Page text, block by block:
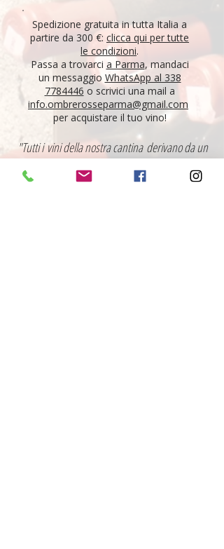
Spedizione gratuita in tutta Italia a
partire da 300 €: clicca qui per tutte
le condizioni.
Passa a trovarci a Parma, mandaci
un messaggio WhatsApp al 338
7784446 o scrivici una mail a
info.ombrerosseparma@gmail.com
per acquistare il tuo vino!
"Tutti i vini della nostra cantina derivano da un
lungo percorso di ricerca, iniziato nel 1995 con
l'apertura di Ombre Rosse, che prosegue tutt'oggi.